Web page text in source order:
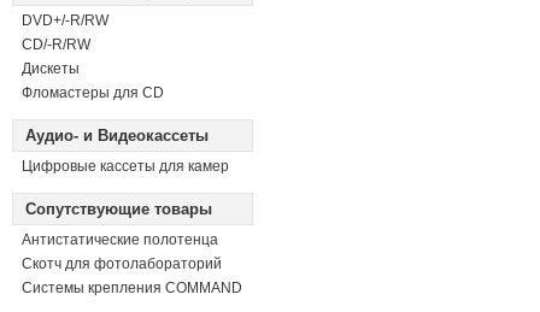
DVD+/-R/RW
СD/-R/RW
Дискеты
Фломастеры для CD
Аудио- и Видеокассеты
Цифровые кассеты для камер
Сопутствующие товары
Антистатические полотенца
Скотч для фотолабораторий
Системы крепления COMMAND